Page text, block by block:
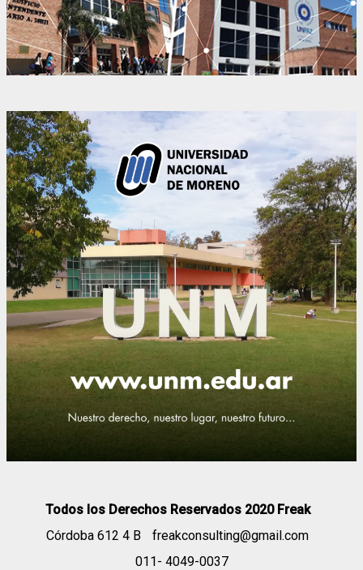
Todos los Derechos Reservados 2020 Freak
Córdoba 612 4 B
freakconsulting@gmail.com
011- 4049-0037